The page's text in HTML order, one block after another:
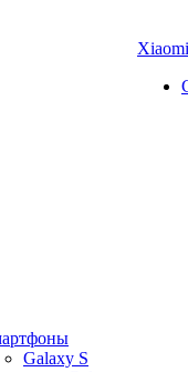
Galaxy S
Xiaomi